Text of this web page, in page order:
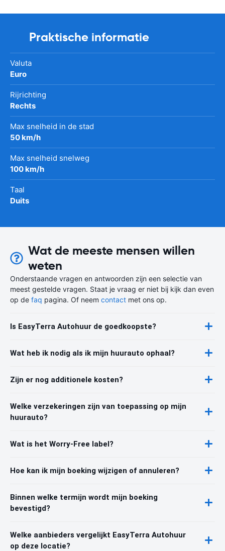
Praktische informatie
Valuta
Euro
Rijrichting
Rechts
Max snelheid in de stad
50 km/h
Max snelheid snelweg
100 km/h
Taal
Duits
Wat de meeste mensen willen
weten
Onderstaande vragen en antwoorden zijn een selectie van
meest gestelde vragen. Staat je vraag er niet bij kijk dan even
op de faq pagina. Of neem contact met ons op.
Is EasyTerra Autohuur de goedkoopste?
Wat heb ik nodig als ik mijn huurauto ophaal?
Zijn er nog additionele kosten?
Welke verzekeringen zijn van toepassing op mijn
huurauto?
Wat is het Worry-Free label?
Hoe kan ik mijn boeking wijzigen of annuleren?
Binnen welke termijn wordt mijn boeking
bevestigd?
Welke aanbieders vergelijkt EasyTerra Autohuur
op deze locatie?